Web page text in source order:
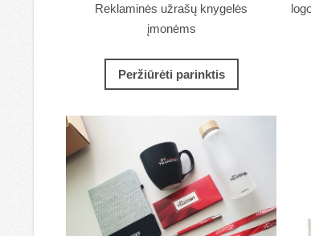
Reklaminės užrašų knygelės
įmonėms
Peržiūrėti parinktis